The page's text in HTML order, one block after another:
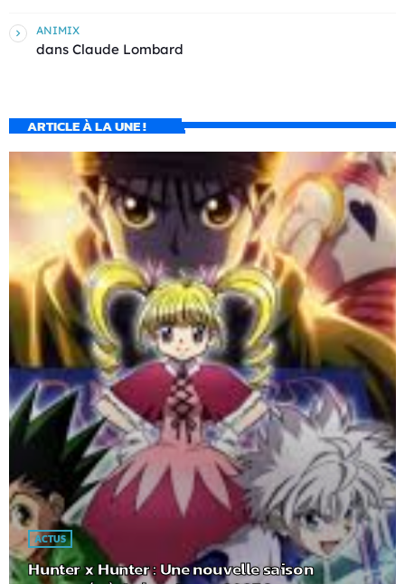
ANIMIX
dans Claude Lombard
ARTICLE À LA UNE !
ACTUS
Hunter x Hunter : Une nouvelle saison